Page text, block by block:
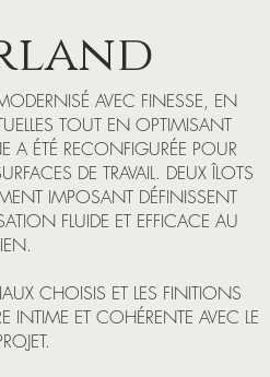
AVEC FINESSE, EN
TOUT EN OPTIMISANT
A ÉTÉ RECONFIGURÉE POUR
DE TRAVAIL. DEUX ÎLOTS
IMPOSANT DÉFINISSENT
FLUIDE ET EFFICACE AU
CHOISIS ET LES FINITIONS
INTIME ET COHÉRENTE AVEC LE